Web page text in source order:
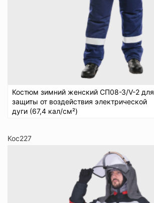
Костюм зимний женский СП08-З/V-2 для
защиты от воздействия электрической
дуги (67,4 кал/см²)
Кос227